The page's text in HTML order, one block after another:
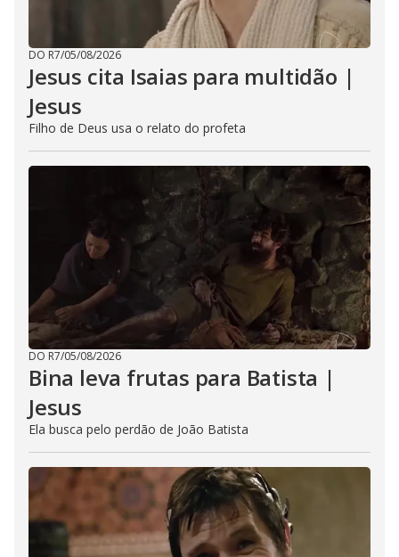
DO R7/05/08/2026
Jesus cita Isaias para multidão |
Jesus
Filho de Deus usa o relato do profeta
DO R7/05/08/2026
Bina leva frutas para Batista |
Jesus
Ela busca pelo perdão de João Batista